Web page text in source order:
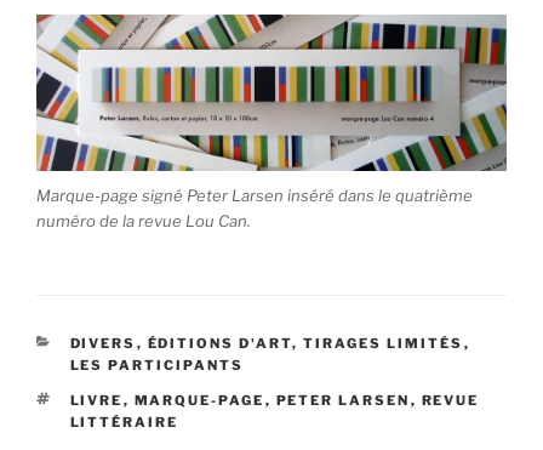
Marque-page signé Peter Larsen inséré dans le quatrième
numéro de la revue Lou Can.
CATÉGORIES
DIVERS , ÉDITIONS D'ART, TIRAGES LIMITÉS ,
LES PARTICIPANTS
ÉTIQUETTES
LIVRE , MARQUE-PAGE , PETER LARSEN , REVUE
LITTÉRAIRE